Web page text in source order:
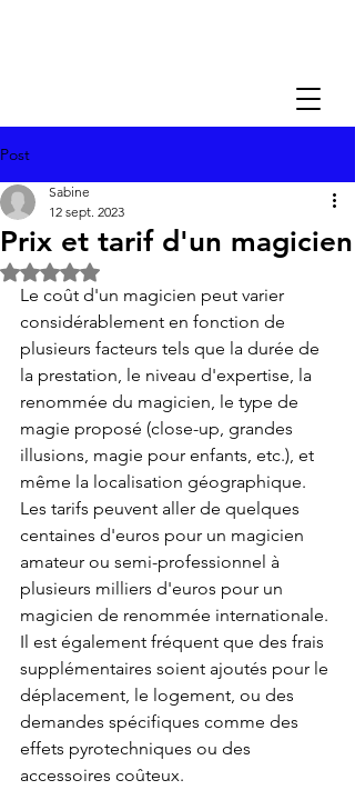
Post
Prix et tarif d'un magicien
Sabine
12 sept. 2023
Noté NaN étoiles sur 5.
Le coût d'un magicien peut varier
considérablement en fonction de
plusieurs facteurs tels que la durée de
la prestation, le niveau d'expertise, la
renommée du magicien, le type de
magie proposé (close-up, grandes
illusions, magie pour enfants, etc.), et
même la localisation géographique.
Les tarifs peuvent aller de quelques
centaines d'euros pour un magicien
amateur ou semi-professionnel à
plusieurs milliers d'euros pour un
magicien de renommée internationale.
Il est également fréquent que des frais
supplémentaires soient ajoutés pour le
déplacement, le logement, ou des
demandes spécifiques comme des
effets pyrotechniques ou des
accessoires coûteux.